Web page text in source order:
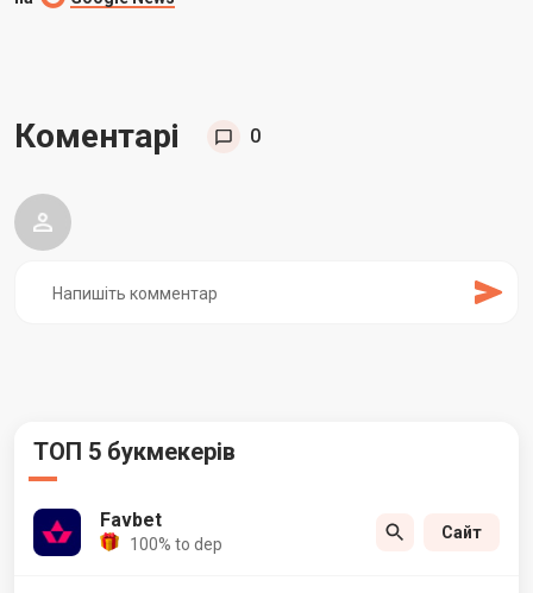
Коментарі 0
ТОП 5 букмекерів
Favbet
100% to dep
Сайт